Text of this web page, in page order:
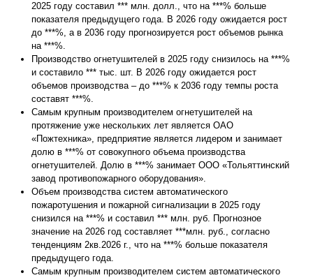
2025 году составил *** млн. долл., что на ***% больше
показателя предыдущего года. В 2026 году ожидается рост
до ***%, а в 2036 году прогнозируется рост объемов рынка
на ***%.
Производство огнетушителей в 2025 году снизилось на ***%
и составило *** тыс. шт. В 2026 году ожидается рост
объемов производства – до ***% к 2036 году темпы роста
составят ***%.
Самым крупным производителем огнетушителей на
протяжение уже нескольких лет является ОАО
«Пожтехника», предприятие является лидером и занимает
долю в ***% от совокупного объема производства
огнетушителей. Долю в ***% занимает ООО «Тольяттинский
завод противопожарного оборудования».
Объем производства систем автоматического
пожаротушения и пожарной сигнализации в 2025 году
снизился на ***% и составил *** млн. руб. Прогнозное
значение на 2026 год составляет ***млн. руб., согласно
тенденциям 2кв.2026 г., что на ***% больше показателя
предыдущего года.
Самым крупным производителем систем автоматического